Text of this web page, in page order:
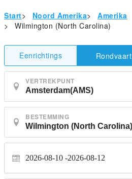
Start> Noord Amerika>
Amerika
>
Wilmington (North Carolina)
Eenrichtings Rondvaart
VERTREKPUNT
BESTEMMING
2026-08-10 2026-08-12